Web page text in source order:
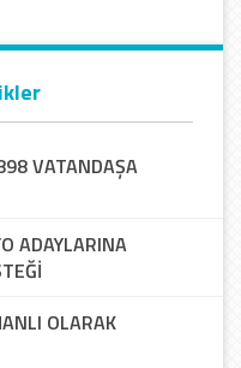
VATANDAŞA
ADAYLARINA
OLARAK